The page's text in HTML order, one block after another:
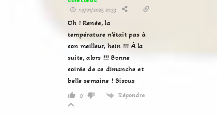
19/01/2025 21:33
Oh ! Renée, la
température n’était pas à
son meilleur, hein !!! À la
suite, alors !!! Bonne
soirée de ce dimanche et
belle semaine ! Bisous
0 Répondre